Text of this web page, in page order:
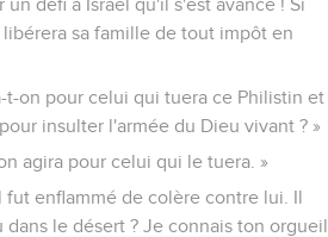
défi à Israël qu'il s'est avancé ! Si
sa famille de tout impôt en
t-on pour celui qui tuera ce Philistin et
insulter l'armée du Dieu vivant ? »
agira pour celui qui le tuera. »
fut enflammé de colère contre lui. Il
le désert ? Je connais ton orgueil